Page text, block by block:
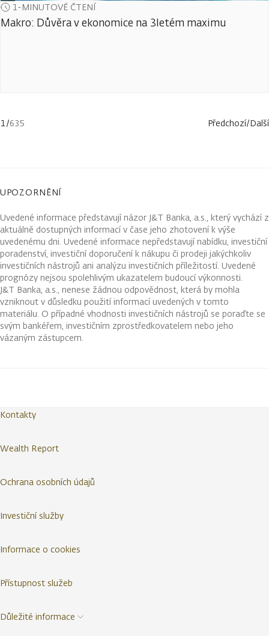
1-MINUTOVÉ ČTENÍ
Makro: Důvěra v ekonomice na 3letém maximu
1/635 Předchozí/Další
UPOZORNĚNÍ
Uvedené informace představují názor J&T Banka, a.s., který vychází z
aktuálně dostupných informací v čase jeho zhotovení k výše
uvedenému dni. Uvedené informace nepředstavují nabídku, investiční
poradenství, investiční doporučení k nákupu či prodeji jakýchkoliv
investičních nástrojů ani analýzu investičních příležitostí. Uvedené
prognózy nejsou spolehlivým ukazatelem budoucí výkonnosti.
J&T Banka, a.s., nenese žádnou odpovědnost, která by mohla
vzniknout v důsledku použití informací uvedených v tomto
materiálu. O případné vhodnosti investičních nástrojů se poraďte se
svým bankéřem, investičním zprostředkovatelem nebo jeho
vázaným zástupcem.
Kontakty
Wealth Report
Ochrana osobních údajů
Investiční služby
Informace o cookies
Přístupnost služeb
Důležité informace